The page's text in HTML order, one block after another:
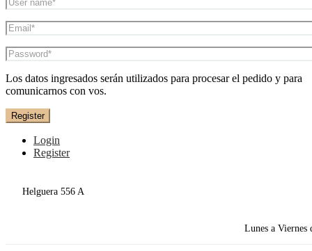
Los datos ingresados serán utilizados para procesar el pedido y para
comunicarnos con vos.
Register
Login
Register
Helguera 556 A
Lunes a Viernes